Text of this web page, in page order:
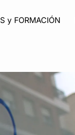
y FORMACIÓN